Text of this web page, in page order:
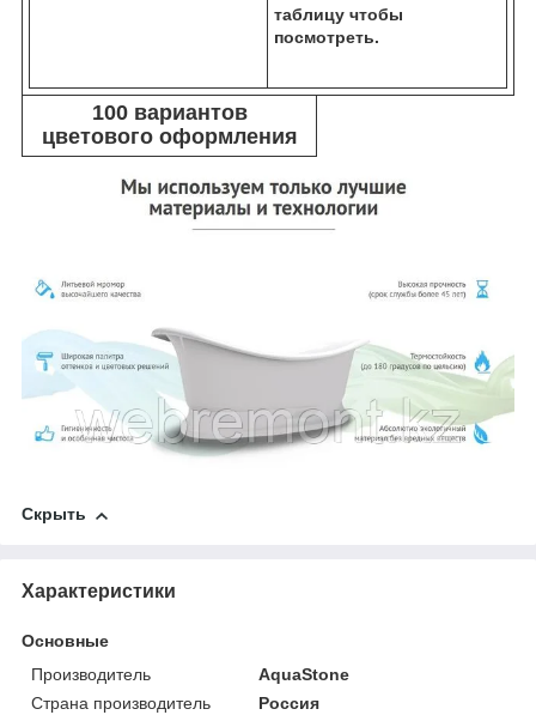
таблицу чтобы
посмотреть.
100 вариантов
цветового оформления
Скрыть
Характеристики
Основные
Производитель
AquaStone
Страна производитель
Россия